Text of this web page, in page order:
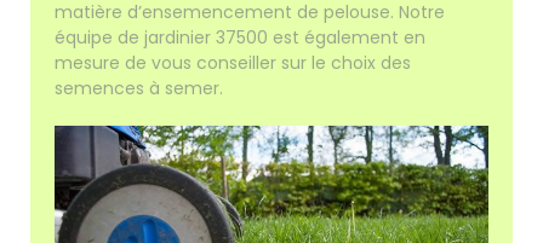
matière d’ensemencement de pelouse. Notre
équipe de jardinier 37500 est également en
mesure de vous conseiller sur le choix des
semences à semer.